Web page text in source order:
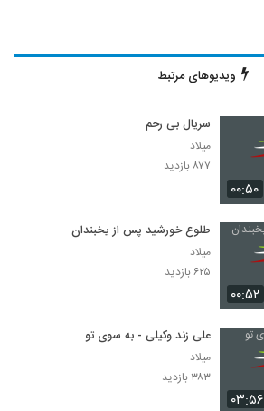
ویدیوهای مرتبط
۰۰:۵۰
سریال بی رحم
میلاد
۸۷۷ بازدید
۰۰:۵۲
طلوع خورشید پس از یخبندان
میلاد
۶۲۵ بازدید
۰۳:۵۶
علی زند وکیلی - به سوی تو
میلاد
۳۸۳ بازدید